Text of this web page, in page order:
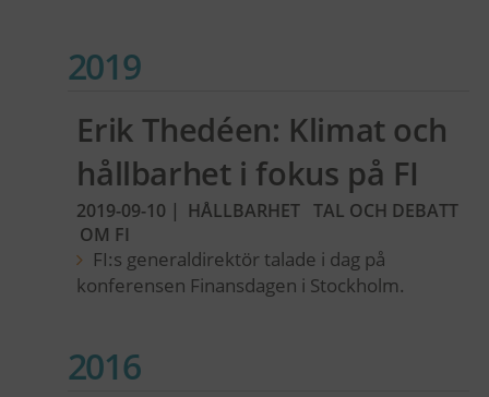
2019
Erik Thedéen: Klimat och
hållbarhet i fokus på FI
2019-09-10 | HÅLLBARHET TAL OCH DEBATT
OM FI
FI:s generaldirektör talade i dag på
konferensen Finansdagen i Stockholm.
2016